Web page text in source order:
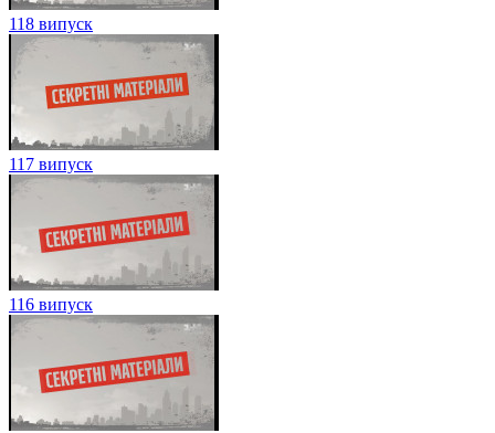
118 випуск
117 випуск
116 випуск